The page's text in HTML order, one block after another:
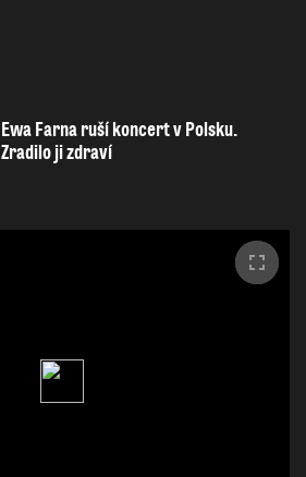
Ewa Farna ruší koncert v Polsku.
Zradilo ji zdraví